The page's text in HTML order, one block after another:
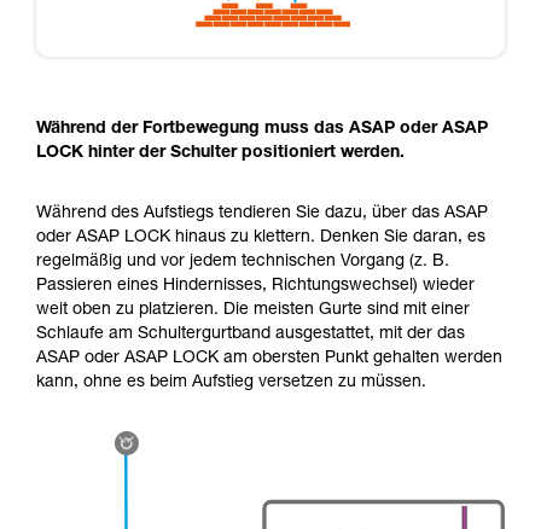
Während der Fortbewegung muss das ASAP oder ASAP
LOCK hinter der Schulter positioniert werden.
Während des Aufstiegs tendieren Sie dazu, über das ASAP
oder ASAP LOCK hinaus zu klettern. Denken Sie daran, es
regelmäßig und vor jedem technischen Vorgang (z. B.
Passieren eines Hindernisses, Richtungswechsel) wieder
weit oben zu platzieren. Die meisten Gurte sind mit einer
Schlaufe am Schultergurtband ausgestattet, mit der das
ASAP oder ASAP LOCK am obersten Punkt gehalten werden
kann, ohne es beim Aufstieg versetzen zu müssen.